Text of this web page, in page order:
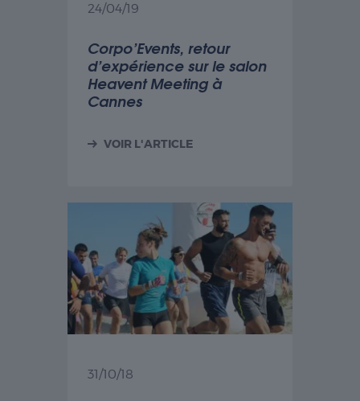
24/04/19
Corpo’Events, retour
d’expérience sur le salon
Heavent Meeting à
Cannes
VOIR L'ARTICLE
31/10/18